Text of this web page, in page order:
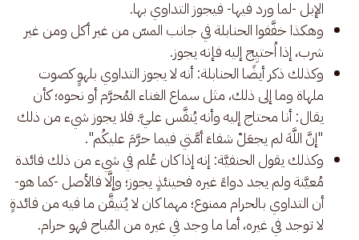
الإبل -لما ورد فيها- فيجوز التداوي بها.
وهكذا خفَّفوا الحنابلة في جانب المسّ من غير أكل ومن غير
شرب، إذا اُحتيِج إليه فإنه يجوز.
وكذلك ذكر أيضًا الحنابلة: أنه لا يجوز التداوي بلهوٍ كصوت
ملهاة وما إلى ذلك، مثل سماع الغناء المُحرَّم أو نحوه؛ كأن
يقال: أنا محتاج إليه وأنه يُنفَّس عليَّ. فلا يجوز شيء من ذلك
"إنَّ اللَّهَ لم يجعَلْ شفاءَ أمَّتي فيما حرَّمَ عليكُم".
وكذلك يقول الحنفيَّة: إنه إذا كان عُلم في شيء من ذلك فائدة
مُعيَّنة ولم يجد دواءً غيره فحينئذٍ يجوز؛ وإلَّا فالأصل -كما هو-
أن التداوي بالحرام ممنوع؛ مهما كان لا يُتيقَّن ما فيه من فائدةٍ
لا توجد في غيره، أما ما وجد في غيره من المُباح فهو حرام.